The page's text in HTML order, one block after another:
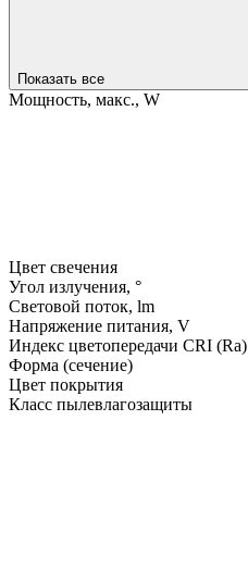
Показать все
Мощность, макс., W
Цвет свечения
Угол излучения, °
Световой поток, lm
Напряжение питания, V
Индекс цветопередачи CRI (Ra)
Форма (сечение)
Цвет покрытия
Класс пылевлагозащиты